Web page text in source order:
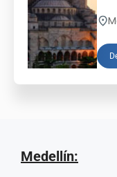
Medellín: